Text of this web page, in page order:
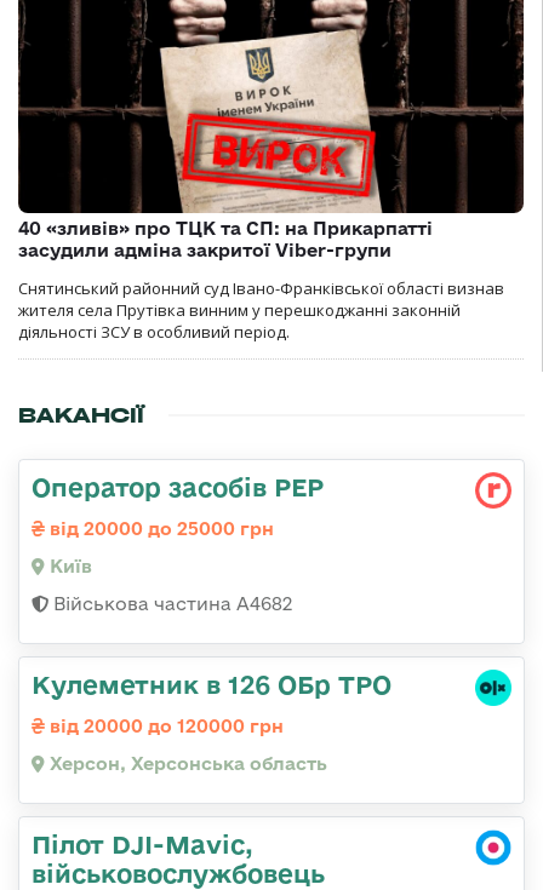
40 «зливів» про ТЦК та СП: на Прикарпатті
засудили адміна закритої Viber-групи
Снятинський районний суд Івано-Франківської області визнав
жителя села Прутівка винним у перешкоджанні законній
діяльності ЗСУ в особливий період.
ВАКАНСІЇ
Оператор засобів РЕР
від 20000 до 25000 грн
Київ
Військова частина А4682
Кулеметник в 126 ОБр ТРО
від 20000 до 120000 грн
Херсон, Херсонська область
Пілот DJI-Mavic,
військовослужбовець